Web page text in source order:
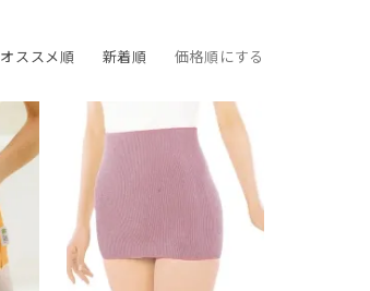
オススメ順 新着順 価格順にする